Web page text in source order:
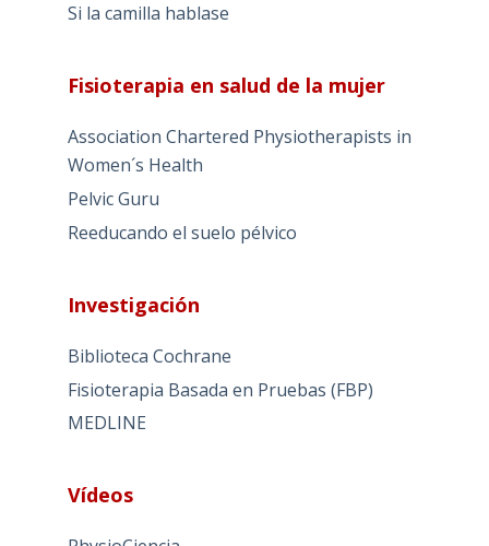
Si la camilla hablase
Fisioterapia en salud de la mujer
Association Chartered Physiotherapists in
Women´s Health
Pelvic Guru
Reeducando el suelo pélvico
Investigación
Biblioteca Cochrane
Fisioterapia Basada en Pruebas (FBP)
MEDLINE
Vídeos